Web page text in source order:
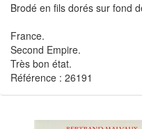
Brodé en fils dorés sur fond
France.
Second Empire.
Très bon état.
Référence : 26191